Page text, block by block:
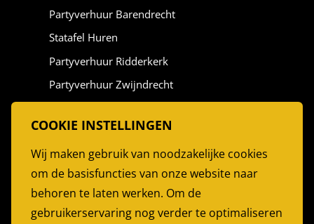
Partyverhuur Barendrecht
Statafel Huren
Partyverhuur Ridderkerk
Partyverhuur Zwijndrecht
Stoelen Huren
Partytent Huren
Feesttent huren
COOKIE INSTELLINGEN
Wij maken gebruik van noodzakelijke cookies
om de basisfuncties van onze website naar
behoren te laten werken. Om de
gebruikerservaring nog verder te optimaliseren